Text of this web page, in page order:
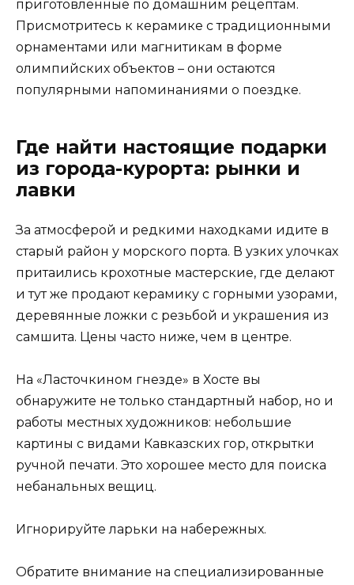
приготовленные по домашним рецептам.
Присмотритесь к керамике с традиционными
орнаментами или магнитикам в форме
олимпийских объектов – они остаются
популярными напоминаниями о поездке.
Где найти настоящие подарки
из города-курорта: рынки и
лавки
За атмосферой и редкими находками идите в
старый район у морского порта. В узких улочках
притаились крохотные мастерские, где делают
и тут же продают керамику с горными узорами,
деревянные ложки с резьбой и украшения из
самшита. Цены часто ниже, чем в центре.
На «Ласточкином гнезде» в Хосте вы
обнаружите не только стандартный набор, но и
работы местных художников: небольшие
картины с видами Кавказских гор, открытки
ручной печати. Это хорошее место для поиска
небанальных вещиц.
Игнорируйте ларьки на набережных.
Обратите внимание на специализированные